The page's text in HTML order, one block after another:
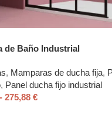
de Baño Industrial
, Mamparas de ducha fija,
, Panel ducha fijo industrial
- 275,88 €